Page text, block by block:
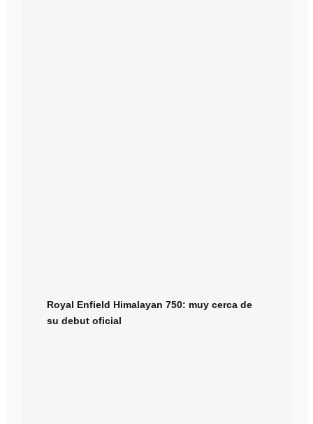
Royal Enfield Himalayan 750: muy cerca de
su debut oficial